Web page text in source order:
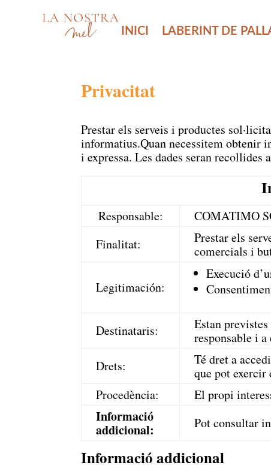
INICI LABERINT DE
Privacitat
Prestar els serveis i productes
informatius.Quan necessitem obtenir
i expressa. Les dades seran
Responsable:
COMATIMO
Finalitat:
Prestar els
comercials i
Legitimación:
Execució
Destinataris:
Estan
responsable i
Drets:
Té dret a
que pot
Procedència:
El propi
Informació
addicional: Pot consultar
Informació addicional